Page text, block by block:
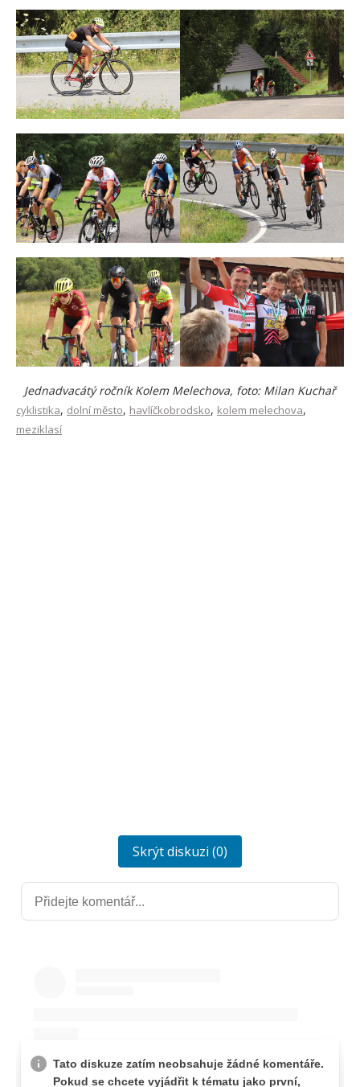
Jednadvacátý ročník Kolem Melechova, foto: Milan Kuchař
cyklistika, dolní město, havlíčkobrodsko, kolem melechova,
meziklasí
Skrýt diskuzi (0)